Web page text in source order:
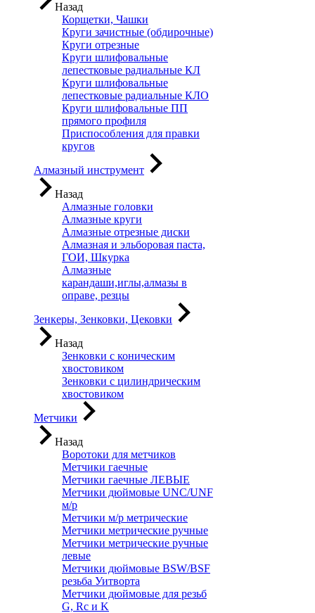
Назад
Корщетки, Чашки
Круги зачистные (обдирочные)
Круги отрезные
Круги шлифовальные
лепестковые радиальные КЛ
Круги шлифовальные
лепестковые радиальные КЛО
Круги шлифовальные ПП
прямого профиля
Приспособления для правки
кругов
Алмазный инструмент
Назад
Алмазные головки
Алмазные круги
Алмазные отрезные диски
Алмазная и эльборовая паста,
ГОИ, Шкурка
Алмазные
карандаши,иглы,алмазы в
оправе, резцы
Зенкеры, Зенковки, Цековки
Назад
Зенковки с коническим
хвостовиком
Зенковки с цилиндрическим
хвостовиком
Метчики
Назад
Воротоки для метчиков
Метчики гаечные
Метчики гаечные ЛЕВЫЕ
Метчики дюймовые UNC/UNF
м/р
Метчики м/р метрические
Метчики метрические ручные
Метчики метрические ручные
левые
Метчики дюймовые BSW/BSF
резьба Уитворта
Метчики дюймовые для резьб
G, Rc и K